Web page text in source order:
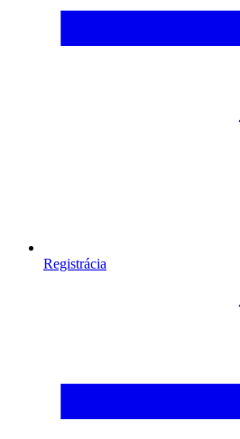
Registrácia